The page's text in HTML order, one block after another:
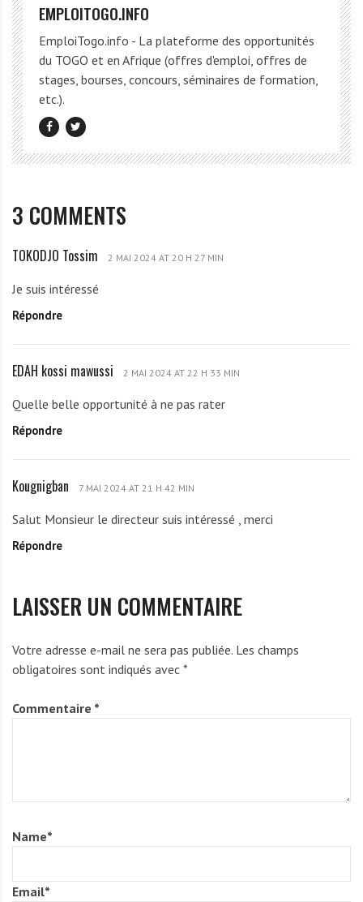
EMPLOITOGO.INFO
EmploiTogo.info - La plateforme des opportunités
du TOGO et en Afrique (offres d'emploi, offres de
stages, bourses, concours, séminaires de formation,
etc.).
3 COMMENTS
T
K
O
O
o
s
m
TOKODJO Tossim 2 MAI 2024 AT 20 H 27 MIN
Je suis intéressé
Répondre
E
A
H
s
i
m
s
i
EDAH kossi mawussi 2 MAI 2024 AT 22 H 33 MIN
Quelle belle opportunité à ne pas rater
Répondre
K
u
g
a
n
Kougnigban 7 MAI 2024 AT 21 H 42 MIN
Salut Monsieur le directeur suis intéressé , merci
Répondre
LAISSER UN COMMENTAIRE
Votre adresse e-mail ne sera pas publiée. Les champs
obligatoires sont indiqués avec *
Commentaire *
Name*
Email*